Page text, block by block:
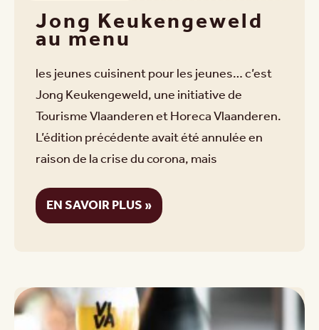
Jong Keukengeweld
au menu
les jeunes cuisinent pour les jeunes… c’est
Jong Keukengeweld, une initiative de
Tourisme Vlaanderen et Horeca Vlaanderen.
L’édition précédente avait été annulée en
raison de la crise du corona, mais
EN SAVOIR PLUS »